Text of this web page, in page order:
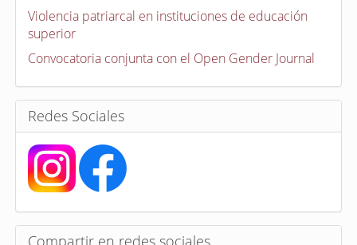
a
t
o
r
a
s
Violencia patriarcal en instituciones de educación
superior
Convocatoria conjunta con el Open Gender Journal
Redes Sociales